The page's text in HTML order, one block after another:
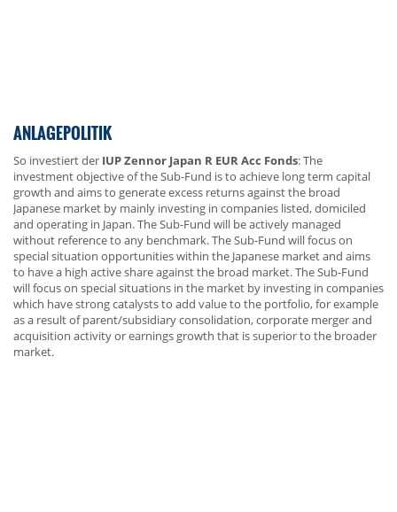
ANLAGEPOLITIK
So investiert der IUP Zennor Japan R EUR Acc Fonds: The
investment objective of the Sub-Fund is to achieve long term capital
growth and aims to generate excess returns against the broad
Japanese market by mainly investing in companies listed, domiciled
and operating in Japan. The Sub-Fund will be actively managed
without reference to any benchmark. The Sub-Fund will focus on
special situation opportunities within the Japanese market and aims
to have a high active share against the broad market. The Sub-Fund
will focus on special situations in the market by investing in companies
which have strong catalysts to add value to the portfolio, for example
as a result of parent/subsidiary consolidation, corporate merger and
acquisition activity or earnings growth that is superior to the broader
market.